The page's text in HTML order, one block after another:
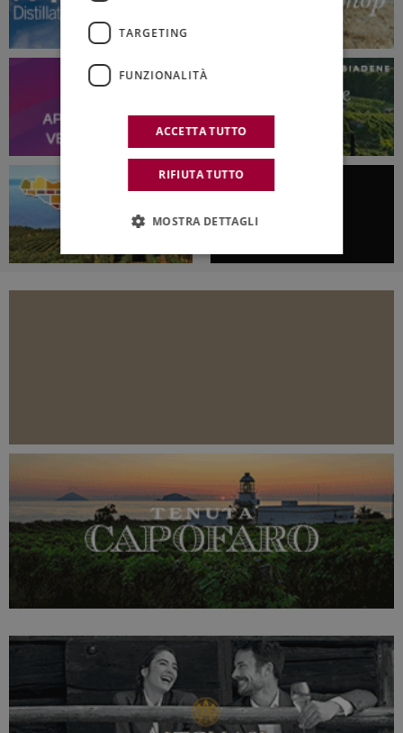
TARGETING
FUNZIONALITÀ
ACCETTA TUTTO
RIFIUTA TUTTO
MOSTRA DETTAGLI